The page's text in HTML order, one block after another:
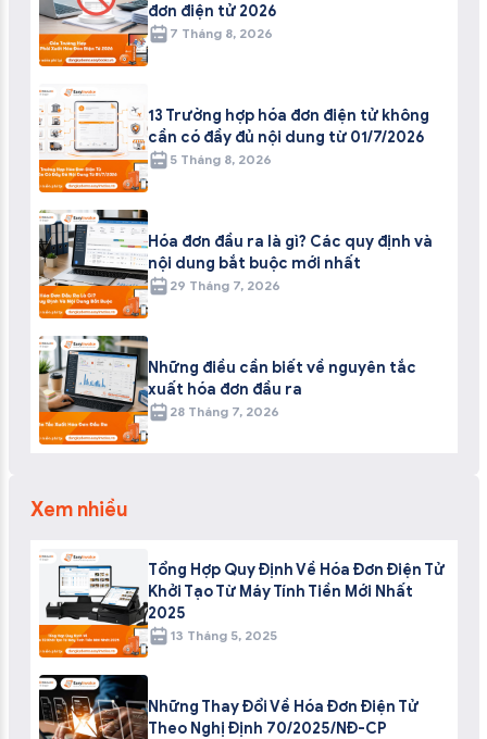
đơn điện tử 2026
7 Tháng 8, 2026
13 Trường hợp hóa đơn điện tử không
cần có đầy đủ nội dung từ 01/7/2026
5 Tháng 8, 2026
Hóa đơn đầu ra là gì? Các quy định và
nội dung bắt buộc mới nhất
29 Tháng 7, 2026
Những điều cần biết về nguyên tắc
xuất hóa đơn đầu ra
28 Tháng 7, 2026
Xem nhiều
Tổng Hợp Quy Định Về Hóa Đơn Điện Tử
Khởi Tạo Từ Máy Tính Tiền Mới Nhất
2025
13 Tháng 5, 2025
Những Thay Đổi Về Hóa Đơn Điện Tử
Theo Nghị Định 70/2025/NĐ-CP